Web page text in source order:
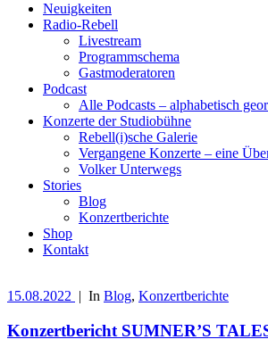
Neuigkeiten
Radio-Rebell
Livestream
Programmschema
Gastmoderatoren
Podcast
Alle Podcasts – alphabetisch
Konzerte der Studiobühne
Rebell(i)sche Galerie
Vergangene Konzerte – eine
Volker Unterwegs
Stories
Blog
Konzertberichte
Shop
Kontakt
15.08.2022 | In Blog, Konzertberichte
Konzertbericht SUMNER’S